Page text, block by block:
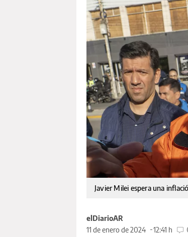
Javier Milei espera una
elDiarioAR
11 de enero de 2024
12:41 h